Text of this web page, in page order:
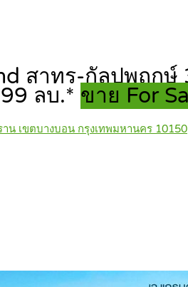
สาทร-กัลปพฤก
ลบ.* ขาย For
น เขตบางบอน กรุงเทพมหานคร 10150